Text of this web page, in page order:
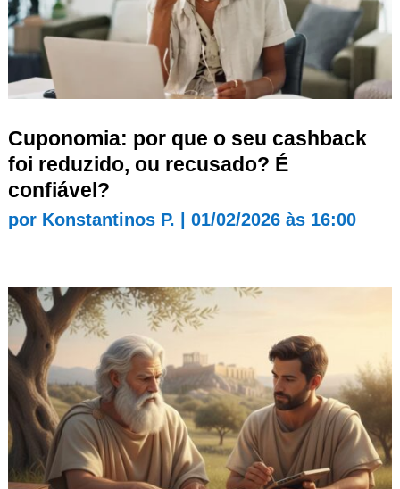
Cuponomia: por que o seu cashback
foi reduzido, ou recusado? É
confiável?
por Konstantinos P. 01/02/2026 às 16:00